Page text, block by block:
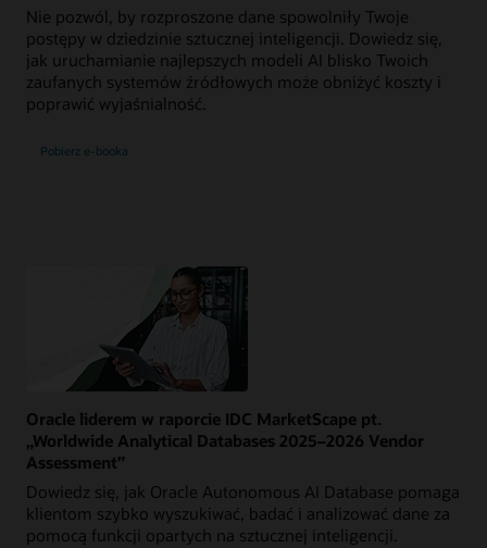
Nie pozwól, by rozproszone dane spowolniły Twoje
postępy w dziedzinie sztucznej inteligencji. Dowiedz się,
jak uruchamianie najlepszych modeli AI blisko Twoich
zaufanych systemów źródłowych może obniżyć koszty i
poprawić wyjaśnialność.
Pobierz e-booka
Oracle liderem w raporcie IDC MarketScape pt.
„Worldwide Analytical Databases 2025–2026 Vendor
Assessment”
Dowiedz się, jak Oracle Autonomous AI Database pomaga
klientom szybko wyszukiwać, badać i analizować dane za
pomocą funkcji opartych na sztucznej inteligencji.